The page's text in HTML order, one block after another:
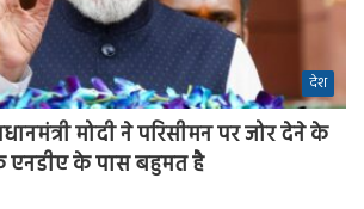
देश
मोदी ने परिसीमन पर जोर देने के
एनडीए के पास बहुमत है